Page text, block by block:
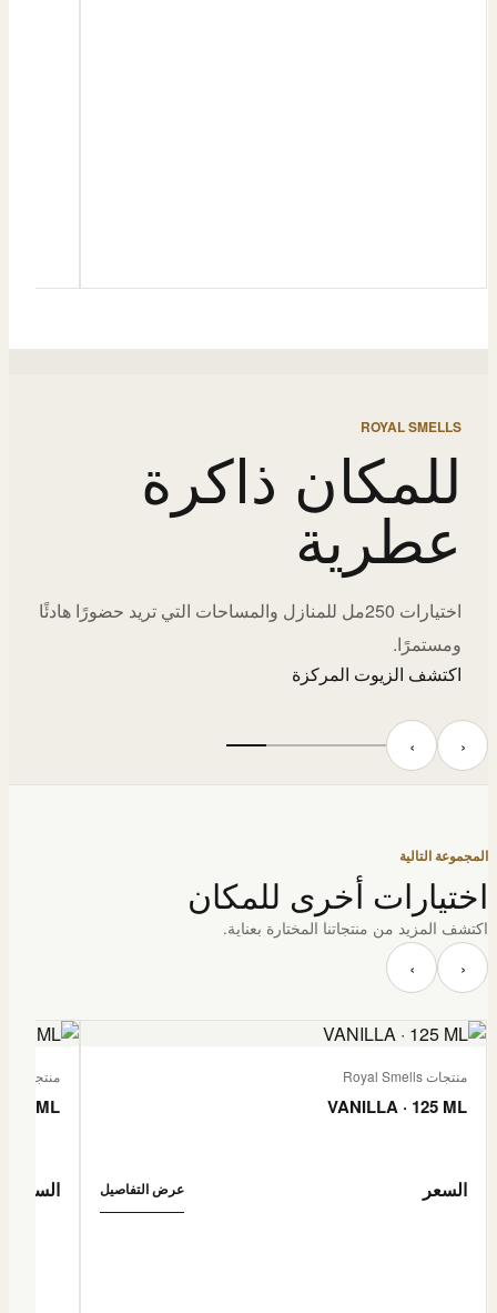
ROYAL SMELLS
للمكان ذاكرة
عطرية
اختيارات 250مل للمنازل والمساحات التي تريد حضورًا هادئًا
ومستمرًا.
اكتشف الزيوت المركزة
‹ ›
المجموعة التالية
اختيارات أخرى للمكان
اكتشف المزيد من منتجاتنا المختارة بعناية.
‹ ›
منتجات Royal Smells
VANILLA · 125 ML
السعر عرض التفاصيل
منتجات Royal Smells
ML
السعر